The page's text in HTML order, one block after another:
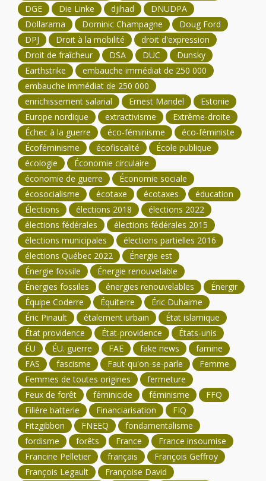
DGE
Die Linke djihad
DNUDPA
Dollarama
Dominic Champagne
Doug Ford
DPJ
Droit à la mobilité
droit d'expression
Droit de fraîcheur
DSA DUC
Dunsky
Earthstrike
embauche immédiat de 250 000
embauche immédiat de 250 000
enrichissement salarial
Ernest Mandel
Estonie
Europe nordique
extractivisme
Extrême-droite
Échec à la guerre
éco-féminisme
éco-féministe
Écoféminisme
écofiscalité
École publique
écologie
Économie circulaire
économie de guerre
Économie sociale
écosocialisme
écotaxe écotaxes
éducation
Élections
élections 2018
élections 2022
élections fédérales
élections fédérales 2015
élections municipales
élections partielles 2016
élections Québec 2022
Énergie est
Énergie fossile
Énergie renouvelable
Énergies fossiles
énergies renouvelables
Énergir
Équipe Coderre
Équiterre
Éric Duhaime
Éric Pinault
étalement urbain
État islamique
État providence
État-providence
États-unis
ÉU
ÉU. guerre FAE fake news
famine
FAS
fascisme Faut-qu'on-se-parle
Femme
Femmes de toutes origines
fermeture
Feux de forêt
féminicide féminisme
FFQ
Filière batterie
Financiarisation
FIQ
Fitzgibbon
FNEEQ
fondamentalisme
fordisme
forêts France
France insoumise
Francine Pelletier
français
François Geffroy
François Legault
Françoise David